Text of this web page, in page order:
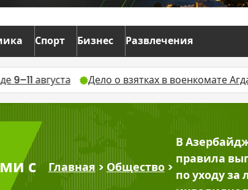
Спорт Бизнес Развлечения
Дело о взятках в военкомате Агдаша направлено
с
Главная > Общество>
В
правила
по уходу